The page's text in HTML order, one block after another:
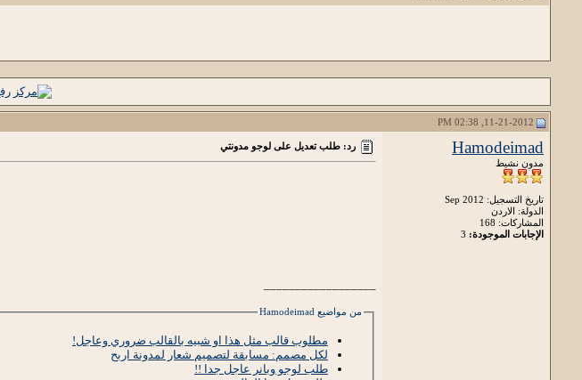
Hamodeimad
مدون نشيط
تاريخ التسجيل: Sep 2012
الدولة: الاردن
المشاركات: 168
الإجابات الموجودة:
رد: طلب تعديل على لوجو مدونتي
من مواضيع Hamodeimad
مطلوب قالب مثل هذا او شبيه بالقالب ضروري وعاجل!
لكل مصمم: مسابقة لتصميم شعار لمدونة اربح
طلب لوجو وبانر عاجل جدا !!